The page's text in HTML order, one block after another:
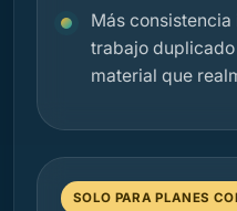
Más
trabajo
material que
SOLO PARA PLANES